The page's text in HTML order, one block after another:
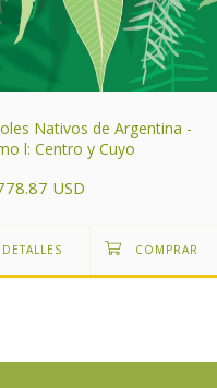
Nativos de Argentina -
l: Centro y Cuyo
USD
DETALLES